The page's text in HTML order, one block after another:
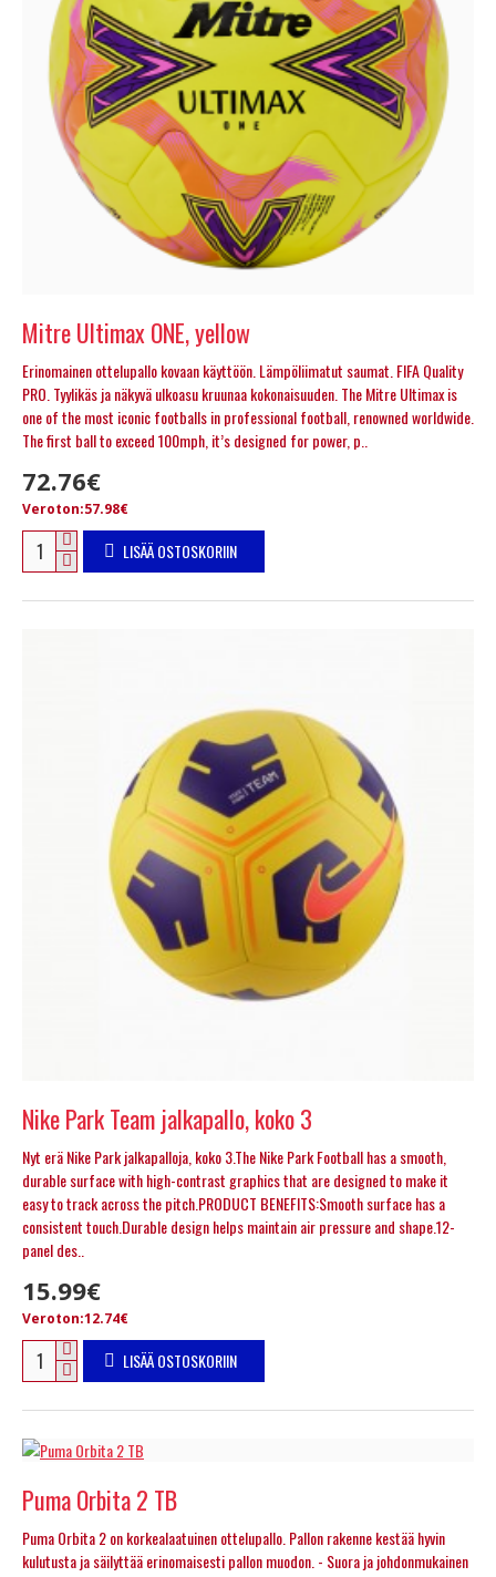
Mitre Ultimax ONE, yellow
Erinomainen ottelupallo kovaan käyttöön. Lämpöliimatut saumat. FIFA Quality
PRO. Tyylikäs ja näkyvä ulkoasu kruunaa kokonaisuuden. The Mitre Ultimax is
one of the most iconic footballs in professional football, renowned worldwide.
The first ball to exceed 100mph, it’s designed for power, p..
72.76€
Veroton:57.98€
LISÄÄ OSTOSKORIIN
Nike Park Team jalkapallo, koko 3
Nyt erä Nike Park jalkapalloja, koko 3.The Nike Park Football has a smooth,
durable surface with high-contrast graphics that are designed to make it
easy to track across the pitch.PRODUCT BENEFITS:Smooth surface has a
consistent touch.Durable design helps maintain air pressure and shape.12-
panel des..
15.99€
Veroton:12.74€
LISÄÄ OSTOSKORIIN
Puma Orbita 2 TB
Puma Orbita 2 on korkealaatuinen ottelupallo. Pallon rakenne kestää hyvin
kulutusta ja säilyttää erinomaisesti pallon muodon. - Suora ja johdonmukainen